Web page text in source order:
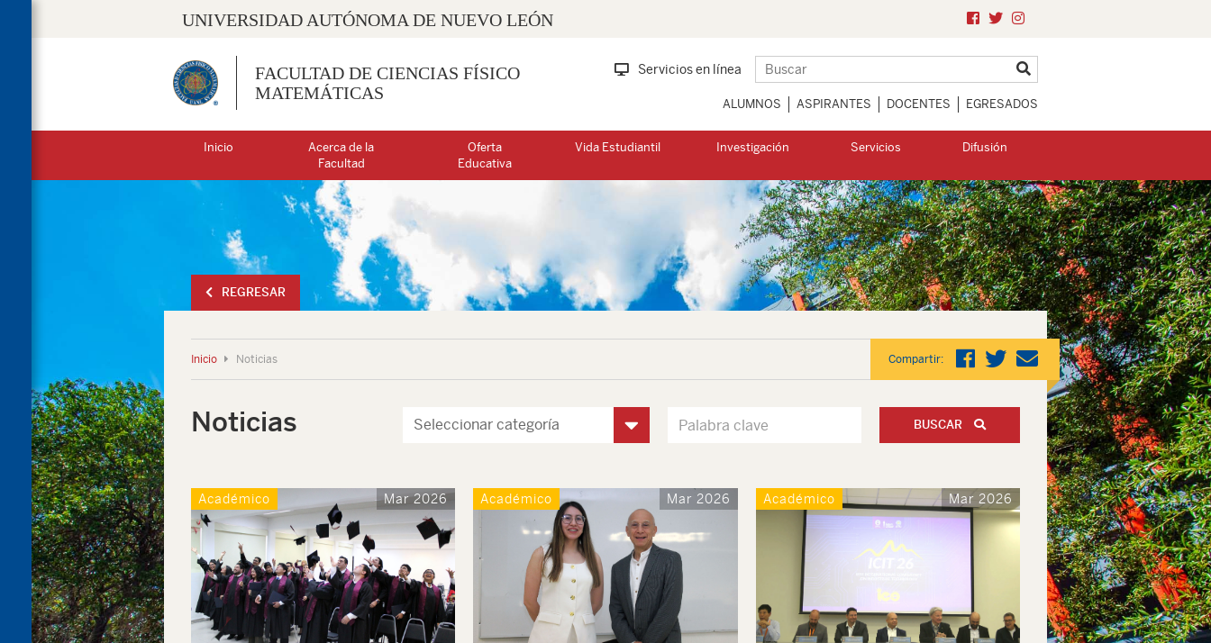
UNIVERSIDAD AUTÓNOMA DE NUEVO LEÓN
FACULTAD DE CIENCIAS FÍSICO
MATEMÁTICAS
Servicios en línea
ALUMNOS ASPIRANTES DOCENTES EGRESADOS
Inicio
Acerca de la
Facultad
Oferta
Educativa
Vida Estudiantil Investigación Servicios Difusión
REGRESAR
Inicio Noticias Compartir:
Noticias BUSCAR
Académico Mar 2026 Académico Mar 2026 Académico Mar 2026